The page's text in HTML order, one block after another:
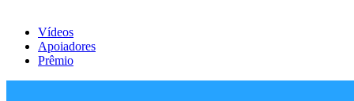
Vídeos
Apoiadores
Prêmio